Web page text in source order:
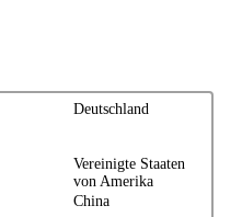
Deutschland
Vereinigte Staaten
von Amerika
China